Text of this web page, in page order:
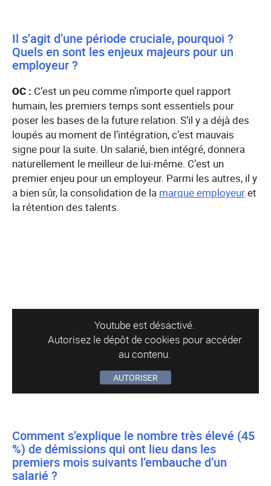
Il s’agit d’une période cruciale, pourquoi ?
Quels en sont les enjeux majeurs pour un
employeur ?
OC : C’est un peu comme n’importe quel rapport
humain, les premiers temps sont essentiels pour
poser les bases de la future relation. S’il y a déjà des
loupés au moment de l’intégration, c’est mauvais
signe pour la suite. Un salarié, bien intégré, donnera
naturellement le meilleur de lui-même. C’est un
premier enjeu pour un employeur. Parmi les autres, il y
a bien sûr, la consolidation de la marque employeuret
la rétention des talents.
Youtube est désactivé.
Autorisez le dépôt de cookies pour accéder
au contenu.
AUTORISER
Comment s’explique le nombre très élevé (45
%) de démissions qui ont lieu dans les
premiers mois suivants l’embauche d’un
salarié ?